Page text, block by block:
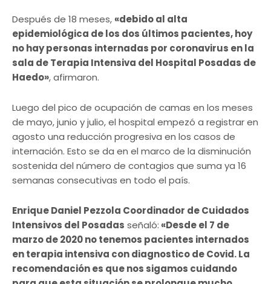
Después de 18 meses, «debido al alta
epidemiológica de los dos últimos pacientes, hoy
no hay personas internadas por coronavirus en la
sala de Terapia Intensiva del Hospital Posadas de
Haedo», afirmaron.
Luego del pico de ocupación de camas en los meses
de mayo, junio y julio, el hospital empezó a registrar en
agosto una reducción progresiva en los casos de
internación. Esto se da en el marco de la disminución
sostenida del número de contagios que suma ya 16
semanas consecutivas en todo el país.
Enrique Daniel Pezzola Coordinador de Cuidados
Intensivos del Posadas señaló: «Desde el 7 de
marzo de 2020 no tenemos pacientes internados
en terapia intensiva con diagnostico de Covid. La
recomendación es que nos sigamos cuidando